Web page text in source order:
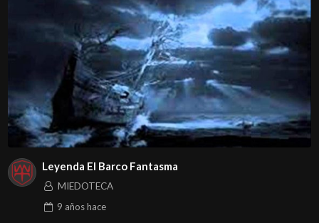
Leyenda El Barco Fantasma
MIEDOTECA
9 añoshace